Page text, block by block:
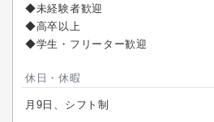
◆未経験者歓迎
◆高卒以上
◆学生・フリーター歓迎
休日・休暇
月9日、シフト制